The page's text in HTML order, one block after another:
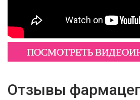
ПОСМОТРЕТЬ
Отзывы